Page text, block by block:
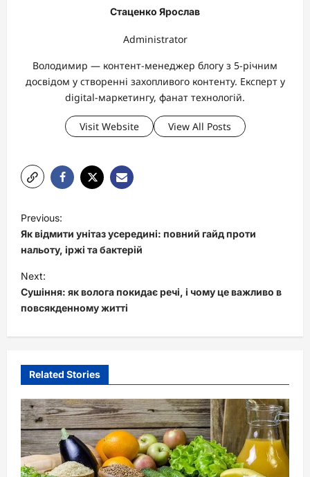
Стаценко Ярослав
Administrator
Володимир — контент-менеджер блогу з 5-річним
досвідом у створенні захопливого контенту. Експерт у
digital-маркетингу, фанат технологій.
Visit Website View All Posts
P
o
s
t
n
a
v
g
a
t
i
o
Previous:
Як відмити унітаз усередині: повний гайд проти
нальоту, іржі та бактерій
Next:
Сушіння: як волога покидає речі, і чому це важливо в
повсякденному житті
Related Stories